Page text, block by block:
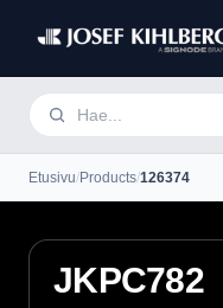
Etusivu/Products/126374
JKPC782